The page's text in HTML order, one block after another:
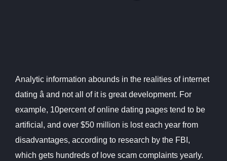
Analytic information abounds in the realities of internet
dating â and not all of it is great development. For
example, 10percent of online dating pages tend to be
artificial, and over $50 million is lost each year from
disadvantages, according to research by the FBI,
which gets hundreds of love scam complaints yearly.